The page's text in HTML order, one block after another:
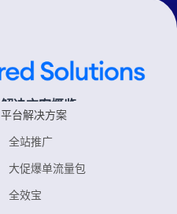
解决方案概览
平台解决方案
全站推广
大促爆单流量包
全效宝